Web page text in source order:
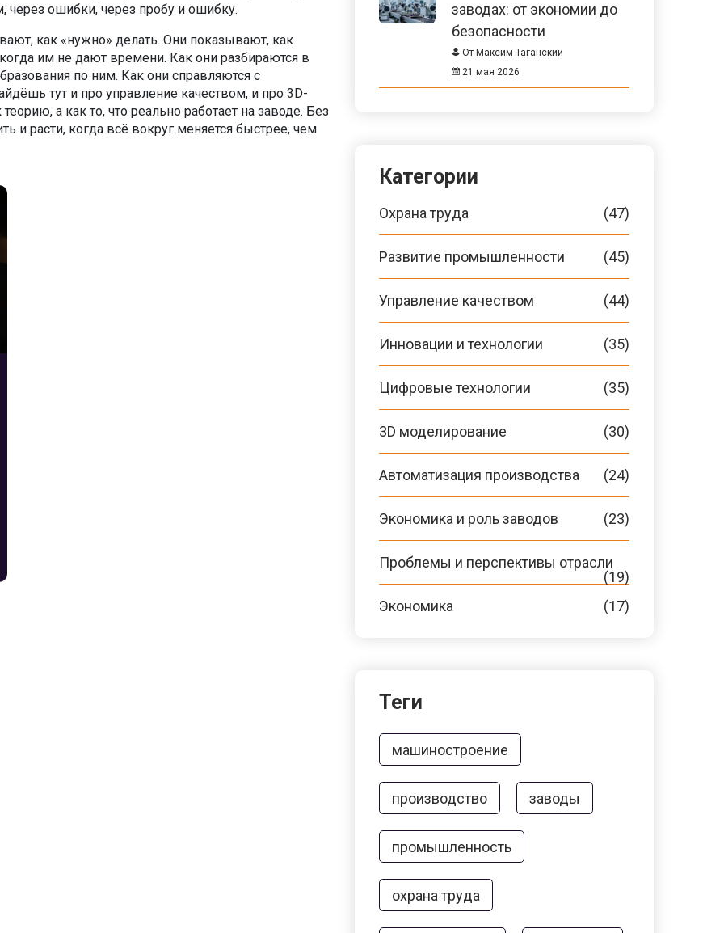
ошибки, через пробу и ошибку.
как «нужно» делать. Они показывают, как
им не дают времени. Как они разбираются в
по ним. Как они справляются с
тут и про управление качеством, и про 3D-
а как то, что реально работает на заводе. Без
и расти, когда всё вокруг меняется быстрее, чем
заводах: от экономии до
безопасности
От Максим Таганский
21 мая 2026
Категории
Охрана труда (47)
Развитие промышленности (45)
Управление качеством (44)
Инновации и технологии (35)
Цифровые технологии (35)
3D моделирование (30)
Автоматизация производства (24)
Экономика и роль заводов (23)
Проблемы и перспективы отрасли
(19)
Экономика
(17)
Теги
машиностроение
производство заводы
промышленность
охрана труда